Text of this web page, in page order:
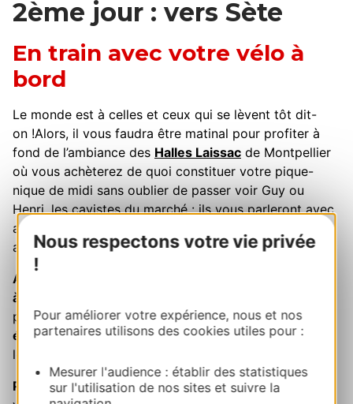
Nous respectons votre vie privée
!
Pour améliorer votre expérience, nous et nos
partenaires utilisons des cookies utiles pour :
Mesurer l'audience : établir des statistiques
sur l'utilisation de nos sites et suivre la
2ème jour : vers Sète
En train avec votre vélo à
bord
Le monde est à celles et ceux qui se lèvent tôt dit-
on !Alors, il vous faudra être matinal pour profiter à
fond de l’ambiance des Halles Laissac de Montpellier
où vous achèterez de quoi constituer votre pique-
nique de midi sans oublier de passer voir Guy ou
Henri, les cavistes du marché : ils vous parleront avec
amour des vins des terroirs que vous allez découvrir
au cours de votre Fabuleux Voyage en Languedoc.
A 10h30, rendez-vous est pris, avec vos bagages,
à
prendre possession devos vélos à assistance
électrique.Ils seront vos complices d’aventure pour
les 3 jours à venir !
Prenez alors le train,vous gagnerezSèteavec vos